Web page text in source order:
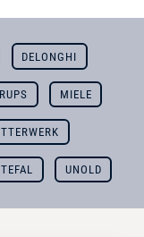
DELONGHI
MIELE
TEFAL UNOLD